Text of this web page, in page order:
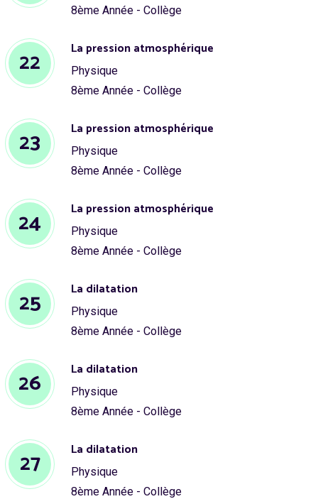
8ème Année - Collège
22 La pression atmosphérique
Physique
8ème Année - Collège
23 La pression atmosphérique
Physique
8ème Année - Collège
24 La pression atmosphérique
Physique
8ème Année - Collège
25 La dilatation
Physique
8ème Année - Collège
26 La dilatation
Physique
8ème Année - Collège
27 La dilatation
Physique
8ème Année - Collège